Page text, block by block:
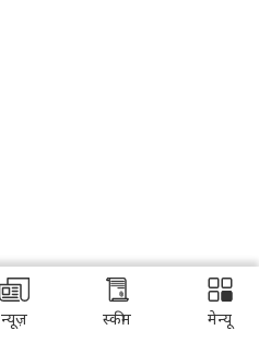
न्यूज़ स्कीम मेन्यू